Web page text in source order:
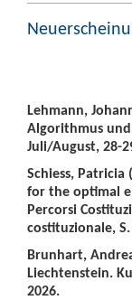
Lehmann,
Algorithmus und
Juli/August, 28-
Schiess,
for the optimal
Percorsi
costituzionale,
Brunhart,
Liechtenstein.
2026.